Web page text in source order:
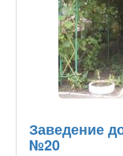
Заведение
№20